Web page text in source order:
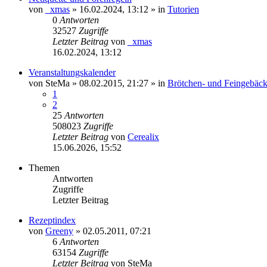
von
_xmas » 16.02.2024, 13:12 » in Tutorien
0 Antworten
32527 Zugriffe
Letzter Beitrag von
_xmas
16.02.2024, 13:12
Veranstaltungskalender
von SteMa » 08.02.2015, 21:27 » in Brötchen- und
1
2
25 Antworten
508023 Zugriffe
Letzter Beitrag von Cerealix
15.06.2026, 15:52
Themen
Antworten
Zugriffe
Letzter Beitrag
Rezeptindex
von Greeny » 02.05.2011, 07:21
6 Antworten
63154 Zugriffe
Letzter Beitrag von SteMa